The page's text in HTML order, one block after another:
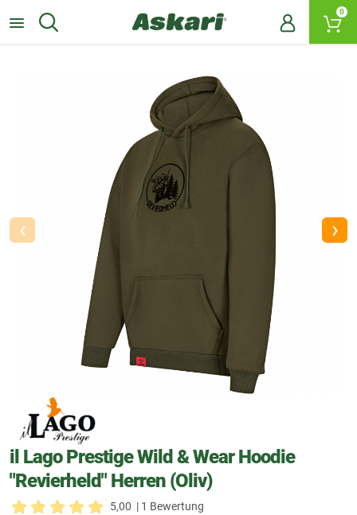
0
‹ ›
il Lago Prestige Wild & Wear Hoodie
"Revierheld" Herren (Oliv)
5,00 | 1 Bewertung